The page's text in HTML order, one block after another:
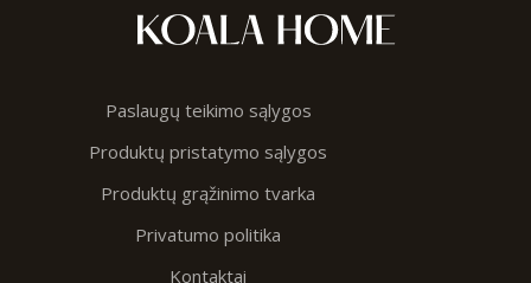
Paslaugų teikimo sąlygos
Produktų pristatymo sąlygos
Produktų grąžinimo tvarka
Privatumo politika
Kontaktai